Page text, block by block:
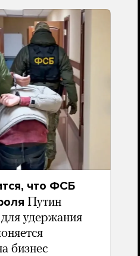
что ФСБ
Путин
удержания
бизнес